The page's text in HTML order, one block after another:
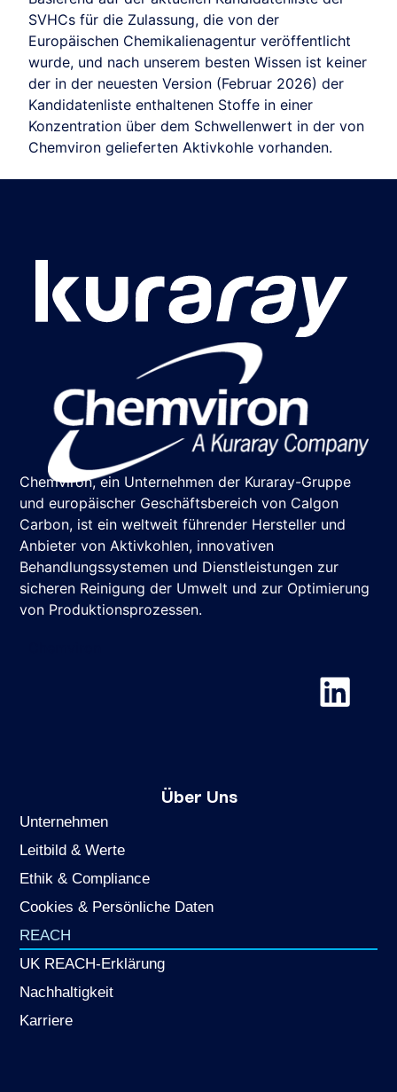
SVHCs für die Zulassung, die von der
Europäischen Chemikalienagentur veröffentlicht
wurde, und nach unserem besten Wissen ist keiner
der in der neuesten Version (Februar 2026) der
Kandidatenliste enthaltenen Stoffe in einer
Konzentration über dem Schwellenwert in der von
Chemviron gelieferten Aktivkohle vorhanden.
Chemviron, ein Unternehmen der Kuraray-Gruppe
und europäischer Geschäftsbereich von Calgon
Carbon, ist ein weltweit führender Hersteller und
Anbieter von Aktivkohlen, innovativen
Behandlungssystemen und Dienstleistungen zur
sicheren Reinigung der Umwelt und zur Optimierung
von Produktionsprozessen.
Über Uns
Unternehmen
Leitbild & Werte
Ethik & Compliance
Cookies & Persönliche Daten
REACH
UK REACH-Erklärung
Nachhaltigkeit
Karriere